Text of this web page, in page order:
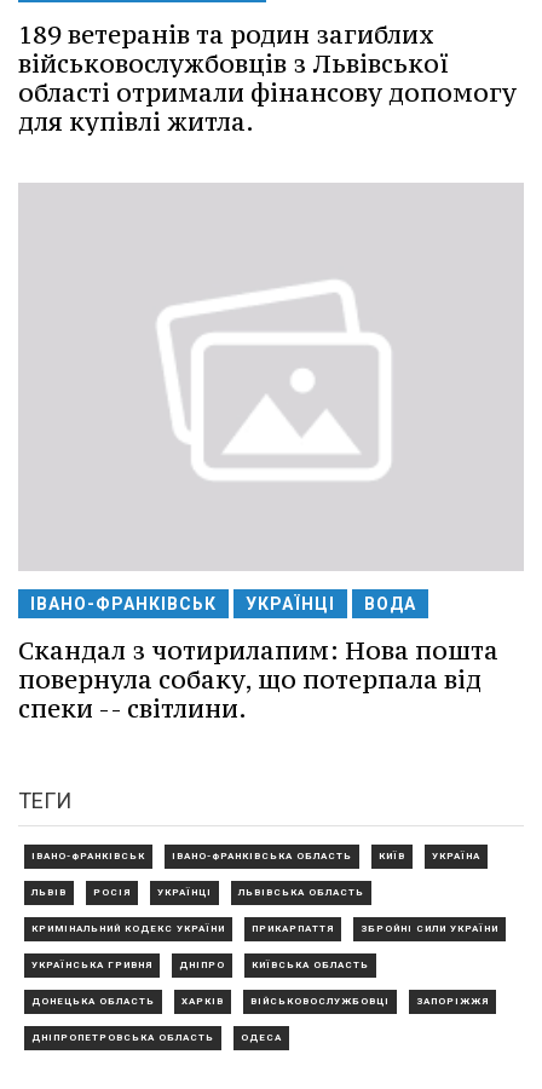
189 ветеранів та родин загиблих
військовослужбовців з Львівської
області отримали фінансову допомогу
для купівлі житла.
ІВАНО-ФРАНКІВСЬК УКРАЇНЦІ ВОДА
Скандал з чотирилапим: Нова пошта
повернула собаку, що потерпала від
спеки -- світлини.
ТЕГИ
ІВАНО-ФРАНКІВСЬК ІВАНО-ФРАНКІВСЬКА ОБЛАСТЬ КИЇВ УКРАЇНА
ЛЬВІВ РОСІЯ УКРАЇНЦІ ЛЬВІВСЬКА ОБЛАСТЬ
КРИМІНАЛЬНИЙ КОДЕКС УКРАЇНИ ПРИКАРПАТТЯ ЗБРОЙНІ СИЛИ УКРАЇНИ
УКРАЇНСЬКА ГРИВНЯ ДНІПРО КИЇВСЬКА ОБЛАСТЬ
ДОНЕЦЬКА ОБЛАСТЬ ХАРКІВ ВІЙСЬКОВОСЛУЖБОВЦІ ЗАПОРІЖЖЯ
ДНІПРОПЕТРОВСЬКА ОБЛАСТЬ ОДЕСА